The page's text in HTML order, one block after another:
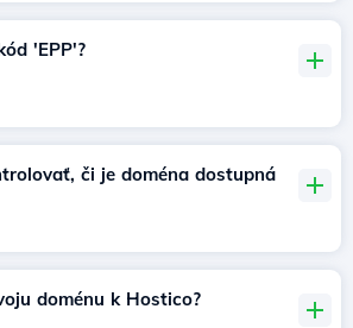
'EPP'?
či je doména dostupná
doménu k Hostico?